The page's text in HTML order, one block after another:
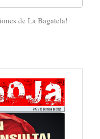
de La Bagatela!